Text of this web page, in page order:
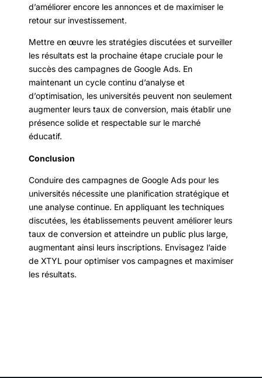
d’améliorer encore les annonces et de maximiser le
retour sur investissement.
Mettre en œuvre les stratégies discutées et surveiller
les résultats est la prochaine étape cruciale pour le
succès des campagnes de Google Ads. En
maintenant un cycle continu d’analyse et
d’optimisation, les universités peuvent non seulement
augmenter leurs taux de conversion, mais établir une
présence solide et respectable sur le marché
éducatif.
Conclusion
Conduire des campagnes de Google Ads pour les
universités nécessite une planification stratégique et
une analyse continue. En appliquant les techniques
discutées, les établissements peuvent améliorer leurs
taux de conversion et atteindre un public plus large,
augmentant ainsi leurs inscriptions. Envisagez l’aide
de XTYL pour optimiser vos campagnes et maximiser
les résultats.